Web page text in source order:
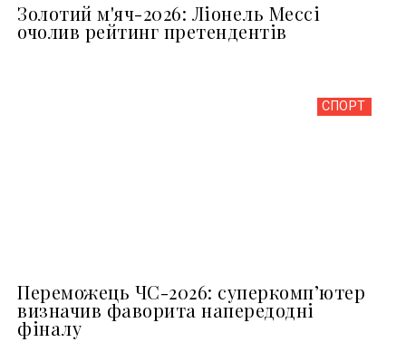
Золотий м'яч-2026: Ліонель Мессі
очолив рейтинг претендентів
СПОРТ
Переможець ЧС-2026: суперкомп’ютер
визначив фаворита напередодні
фіналу